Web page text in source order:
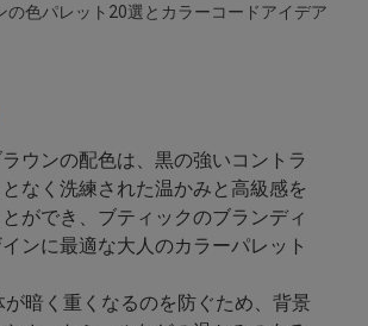
の色パレット20選とカラーコードアイデア
ウンの配色は、黒の強いコントラ
なく洗練された温かみと高級感を
ができ、ブティックのブランディ
ンに最適な大人のカラーパレット
暗く重くなるのを防ぐため、背景